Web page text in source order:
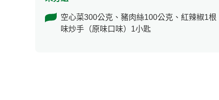
空心菜300公克、豬肉絲100公克、紅辣椒1
味炒手（原味口味）1小匙